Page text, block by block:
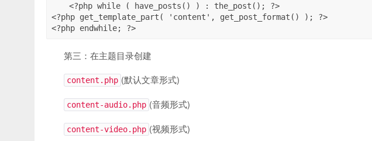
<?php while ( have_posts() ) : the_post(); ?>
<?php get_template_part( 'content', get_post_format() ); ?>
<?php endwhile; ?>
第三：在主题目录创建
content.php (默认文章形式)
content-audio.php (音频形式)
content-video.php (视频形式)